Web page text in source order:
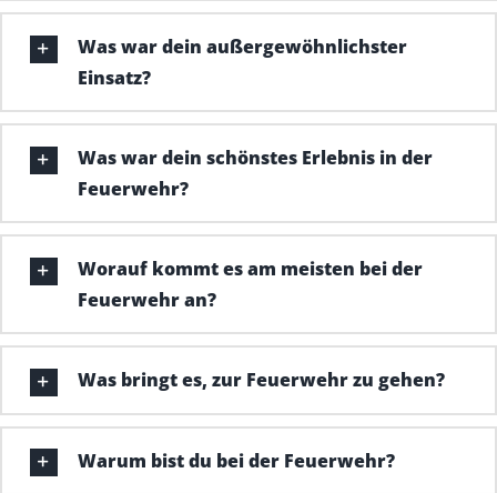
Was war dein außergewöhnlichster
Einsatz?
Was war dein schönstes Erlebnis in der
Feuerwehr?
Worauf kommt es am meisten bei der
Feuerwehr an?
Was bringt es, zur Feuerwehr zu gehen?
Warum bist du bei der Feuerwehr?